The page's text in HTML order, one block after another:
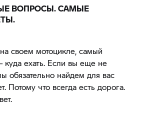
ВОПРОСЫ. САМЫЕ
своем мотоцикле, самый
куда ехать. Если вы еще не
обязательно найдем для вас
Потому что всегда есть дорога.